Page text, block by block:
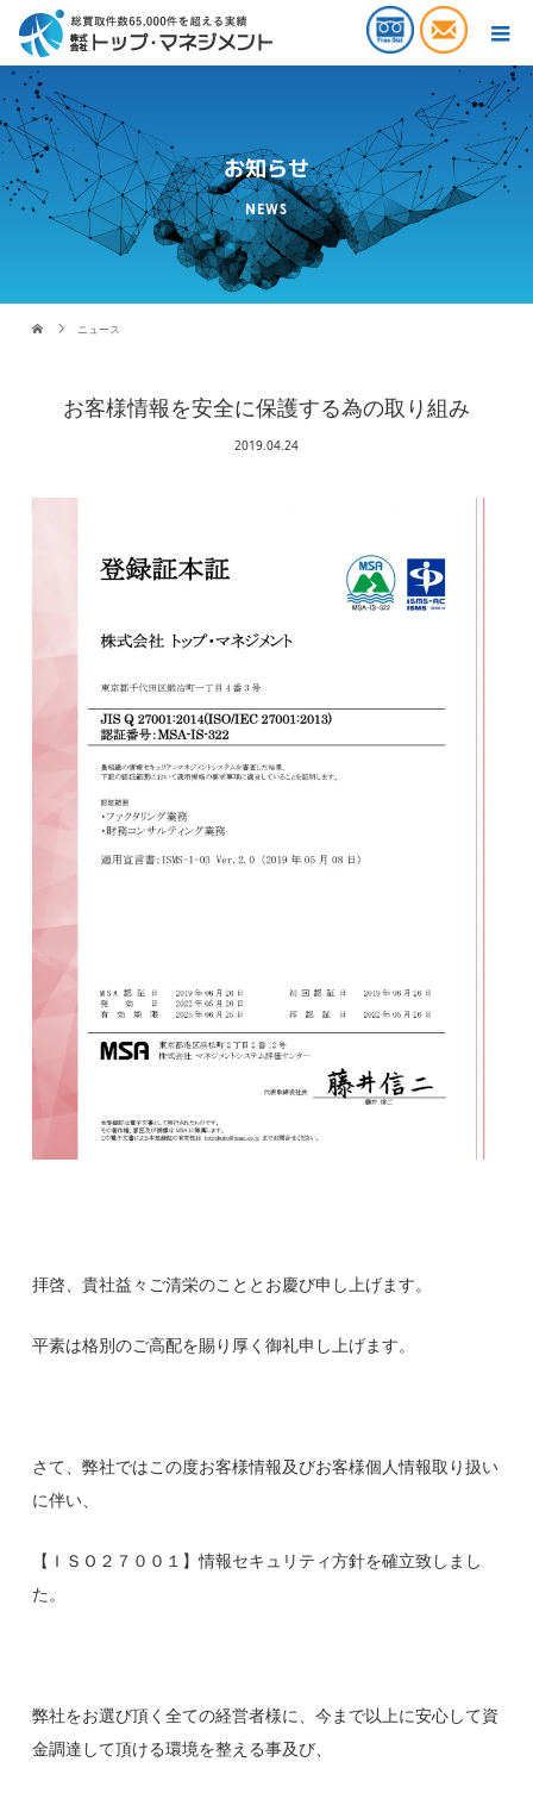
お知らせ
NEWS
ニュース
お客様情報を安全に保護する為の取り組み
2019.04.24
拝啓、貴社益々ご清栄のこととお慶び申し上げます。
平素は格別のご高配を賜り厚く御礼申し上げます。
さて、弊社ではこの度お客様情報及びお客様個人情報取り扱い
に伴い、
【ＩＳＯ２７００１】情報セキュリティ方針を確立致しまし
た。
弊社をお選び頂く全ての経営者様に、今まで以上に安心して資
金調達して頂ける環境を整える事及び、